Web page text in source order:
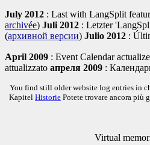
July 2012 : Last with LangSplit
archivée) Juli 2012 : Letzter
(архивной версии) Julio 2012 :
April 2009 : Event Calendar
attualizzato апреля 2009 :
You find still older website log entries in
Kapitel Historie Potete trovare ancora più
Virtual